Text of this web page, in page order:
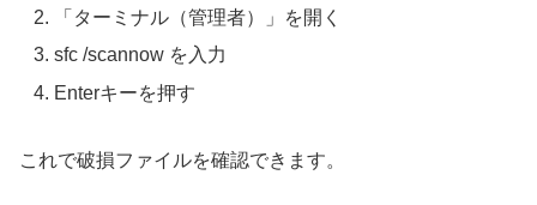
「ターミナル（管理者）」を開く
sfc /scannow を入力
Enterキーを押す
これで破損ファイルを確認できます。